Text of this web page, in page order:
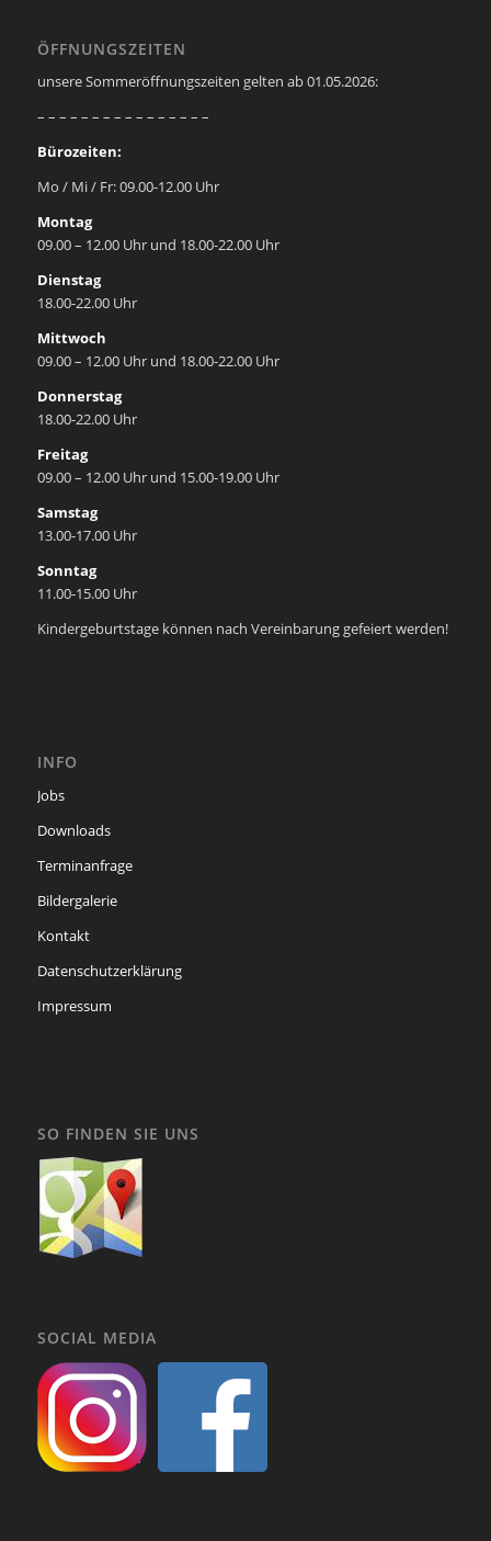
ÖFFNUNGSZEITEN
unsere Sommeröffnungszeiten gelten ab 01.05.2026:
– – – – – – – – – – – – – – – –
Bürozeiten:
Mo / Mi / Fr: 09.00-12.00 Uhr
Montag
09.00 – 12.00 Uhr und 18.00-22.00 Uhr
Dienstag
18.00-22.00 Uhr
Mittwoch
09.00 – 12.00 Uhr und 18.00-22.00 Uhr
Donnerstag
18.00-22.00 Uhr
Freitag
09.00 – 12.00 Uhr und 15.00-19.00 Uhr
Samstag
13.00-17.00 Uhr
Sonntag
11.00-15.00 Uhr
Kindergeburtstage können nach Vereinbarung gefeiert werden!
INFO
Jobs
Downloads
Terminanfrage
Bildergalerie
Kontakt
Datenschutzerklärung
Impressum
SO FINDEN SIE UNS
SOCIAL MEDIA